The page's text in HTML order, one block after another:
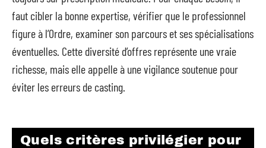
faut cibler la bonne expertise, vérifier que le professionnel
figure à l’Ordre, examiner son parcours et ses spécialisations
éventuelles. Cette diversité d’offres représente une vraie
richesse, mais elle appelle à une vigilance soutenue pour
éviter les erreurs de casting.
Quels critères privilégier pour